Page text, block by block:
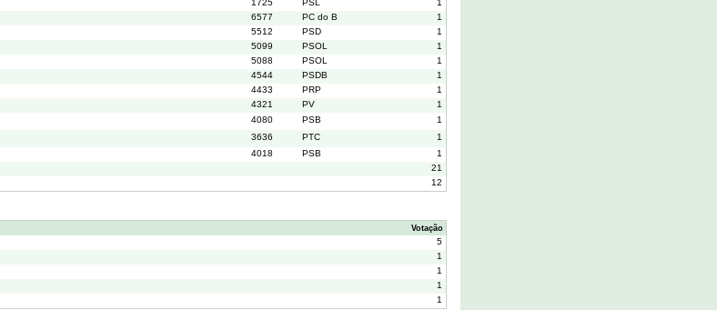
1725 PSL
1
6577 PC do B
1
5512 PSD
1
5099 PSOL
1
5088 PSOL
1
4544 PSDB
1
4433 PRP
1
4321 PV
1
4080 PSB
1
3636 PTC
1
4018 PSB
1
21
12
Votação
5
1
1
1
1